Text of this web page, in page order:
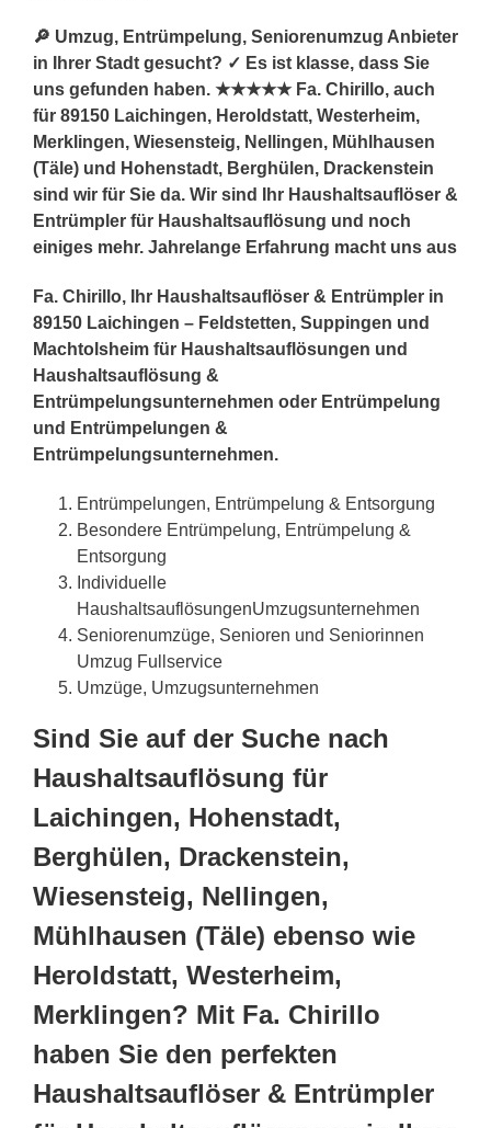
🔎 Umzug, Entrümpelung, Seniorenumzug Anbieter
in Ihrer Stadt gesucht? ✓ Es ist klasse, dass Sie
uns gefunden haben. ★★★★★ Fa. Chirillo, auch
für 89150 Laichingen, Heroldstatt, Westerheim,
Merklingen, Wiesensteig, Nellingen, Mühlhausen
(Täle) und Hohenstadt, Berghülen, Drackenstein
sind wir für Sie da. Wir sind Ihr Haushaltsauflöser &
Entrümpler für Haushaltsauflösung und noch
einiges mehr. Jahrelange Erfahrung macht uns aus
Fa. Chirillo, Ihr Haushaltsauflöser & Entrümpler in
89150 Laichingen – Feldstetten, Suppingen und
Machtolsheim für Haushaltsauflösungen und
Haushaltsauflösung &
Entrümpelungsunternehmen oder Entrümpelung
und Entrümpelungen &
Entrümpelungsunternehmen.
Entrümpelungen, Entrümpelung & Entsorgung
Besondere Entrümpelung, Entrümpelung &
Entsorgung
Individuelle
HaushaltsauflösungenUmzugsunternehmen
Seniorenumzüge, Senioren und Seniorinnen
Umzug Fullservice
Umzüge, Umzugsunternehmen
Sind Sie auf der Suche nach
Haushaltsauflösung für
Laichingen, Hohenstadt,
Berghülen, Drackenstein,
Wiesensteig, Nellingen,
Mühlhausen (Täle) ebenso wie
Heroldstatt, Westerheim,
Merklingen? Mit Fa. Chirillo
haben Sie den perfekten
Haushaltsauflöser & Entrümpler